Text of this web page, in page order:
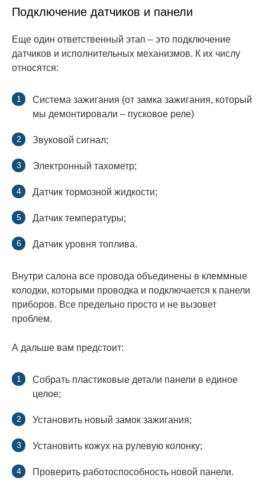
Подключение датчиков и панели
Еще один ответственный этап – это подключение
датчиков и исполнительных механизмов. К их числу
относятся:
Система зажигания (от замка зажигания, который
мы демонтировали – пусковое реле)
Звуковой сигнал;
Электронный тахометр;
Датчик тормозной жидкости;
Датчик температуры;
Датчик уровня топлива.
Внутри салона все провода объединены в клеммные
колодки, которыми проводка и подключается к панели
приборов. Все предельно просто и не вызовет
проблем.
А дальше вам предстоит:
Собрать пластиковые детали панели в единое
целое;
Установить новый замок зажигания;
Установить кожух на рулевую колонку;
Проверить работоспособность новой панели.